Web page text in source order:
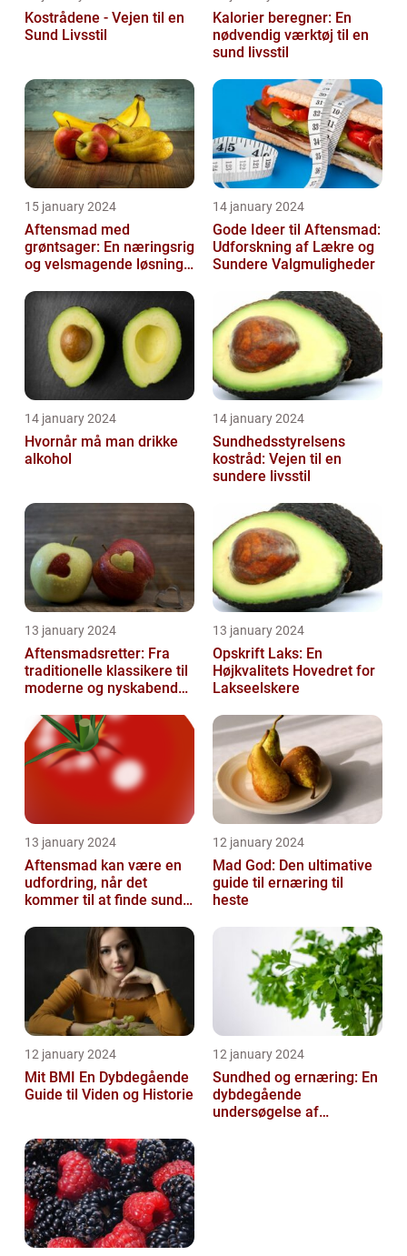
Kostrådene - Vejen til en
Sund Livsstil
Kalorier beregner: En
nødvendig værktøj til en
sund livsstil
15 january 2024
Aftensmad med
grøntsager: En næringsrig
og velsmagende løsning
14 january 2024
Gode Ideer til Aftensmad:
Udforskning af Lækre og
Sundere Valgmuligheder
14 january 2024
Hvornår må man drikke
alkohol
14 january 2024
Sundhedsstyrelsens
kostråd: Vejen til en
sundere livsstil
13 january 2024
Aftensmadsretter: Fra
traditionelle klassikere til
moderne og nyskabende
13 january 2024
Opskrift Laks: En
Højkvalitets Hovedret for
Lakseelskere
13 january 2024
Aftensmad kan være en
udfordring, når det
kommer til at finde sunde
samtidi...
12 january 2024
Mad God: Den ultimative
guide til ernæring til
heste
12 january 2024
Mit BMI En Dybdegående
Guide til Viden og Historie
12 january 2024
Sundhed og ernæring: En
dybdegående
undersøgelse af